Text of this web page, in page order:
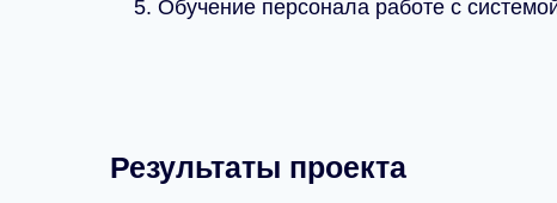
Обучение персонала работе с
Результаты проекта